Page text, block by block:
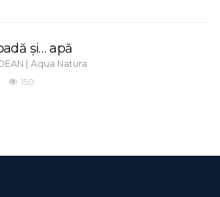
și… apă
| Aqua Natura
150